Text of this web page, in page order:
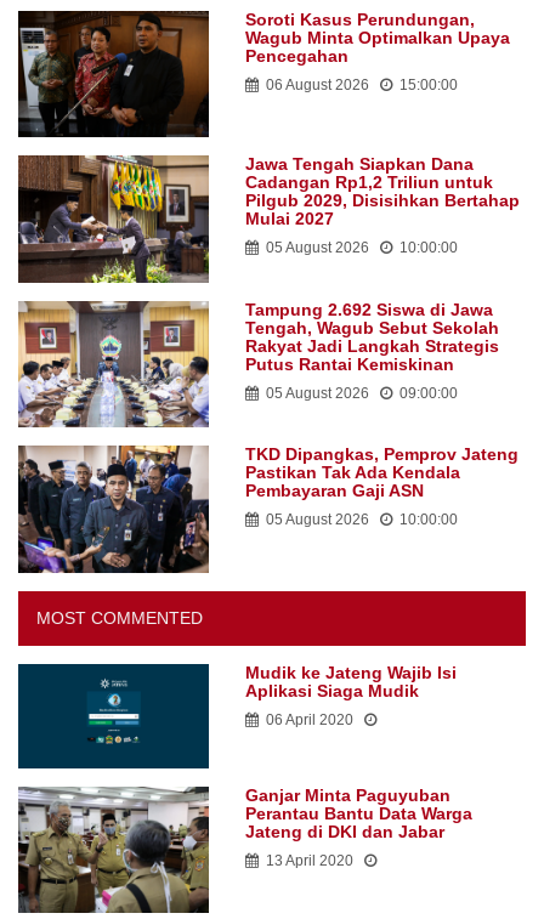
Soroti Kasus Perundungan,
Wagub Minta Optimalkan Upaya
Pencegahan
06 August 2026 15:00:00
Jawa Tengah Siapkan Dana
Cadangan Rp1,2 Triliun untuk
Pilgub 2029, Disisihkan Bertahap
Mulai 2027
05 August 2026 10:00:00
Tampung 2.692 Siswa di Jawa
Tengah, Wagub Sebut Sekolah
Rakyat Jadi Langkah Strategis
Putus Rantai Kemiskinan
05 August 2026 09:00:00
TKD Dipangkas, Pemprov Jateng
Pastikan Tak Ada Kendala
Pembayaran Gaji ASN
05 August 2026 10:00:00
MOST COMMENTED
Mudik ke Jateng Wajib Isi
Aplikasi Siaga Mudik
06 April 2020
Ganjar Minta Paguyuban
Perantau Bantu Data Warga
Jateng di DKI dan Jabar
13 April 2020